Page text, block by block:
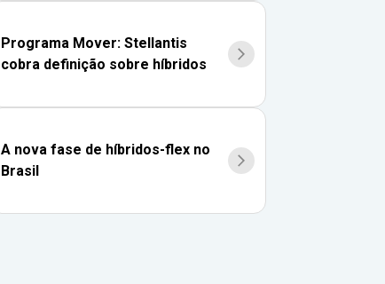
Programa Mover: Stellantis
cobra definição sobre híbridos
A nova fase de híbridos-flex no
Brasil